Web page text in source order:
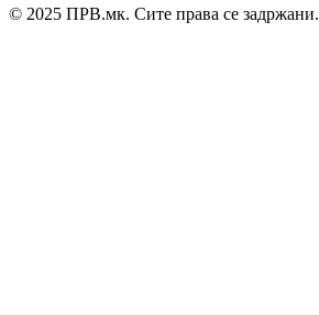
© 2025 ПРВ.мк. Сите права се задржани.